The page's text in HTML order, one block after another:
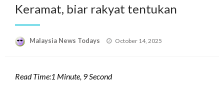
Keramat, biar rakyat tentukan
Malaysia News Todays
Posted
October 14, 2025
Read Time:1 Minute, 9 Second